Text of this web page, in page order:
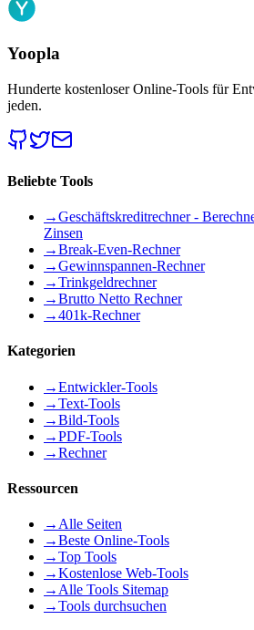
Yoopla
Hunderte kostenloser Online-Tools für
jeden.
Beliebte Tools
→Geschäftskreditrechner -
Zinsen
→Break-Even-Rechner
→Gewinnspannen-Rechner
→Trinkgeldrechner
→Brutto Netto Rechner
→401k-Rechner
Kategorien
→Entwickler-Tools
→Text-Tools
→Bild-Tools
→PDF-Tools
→Rechner
Ressourcen
→ Alle Seiten
→Beste Online-Tools
→Top Tools
→Kostenlose Web-Tools
→ Alle Tools Sitemap
→Tools durchsuchen